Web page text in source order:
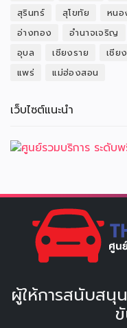
สุรินทร์
สุโขทัย หนอ
อ่างทอง
อำนาจเจริญ
อุบล
เชียงราย เชีย
แพร่
แม่ฮ่องสอน
เว็บไซต์แนะนำ
ผู้ให้การสนับสนุ